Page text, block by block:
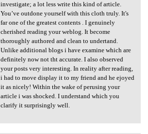
investigate; a lot less write this kind of article.
You’ve outdone yourself with this cloth truly. It's
far one of the greatest contents . I genuinely
cherished reading your weblog. It become
thoroughly authored and clean to undertand.
Unlike additional blogs i have examine which are
definitely now not tht accurate. I also observed
your posts very interesting. In reality after reading,
i had to move display it to my friend and he ejoyed
it as nicely! Within the wake of perusing your
article i was shocked. I understand which you
clarify it surprisingly well.